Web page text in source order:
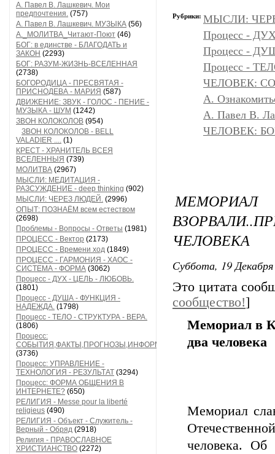
А. Павел В. Лашкевич. Мои
предпочтения. (757)
А. Павел В. Лашкевич. МУЗЫКА (56)
А._МОЛИТВА_Читают-Поют (46)
БОГ: в единстве - БЛАГОДАТЬ и
ЗАКОН (2293)
БОГ: РАЗУМ-ЖИЗНЬ-ВСЕЛЕННАЯ
(2738)
БОГОРОДИЦА - ПРЕСВЯТАЯ -
ПРИСНОДЕВА - МАРИЯ (587)
ДВИЖЕНИЕ: ЗВУК - ГОЛОС - ПЕНИЕ -
МУЗЫКА - ШУМ (1242)
ЗВОН КОЛОКОЛОВ (954)
ЗВОН КОЛОКОЛОВ - BELL
VALADIER .... (1)
КРЕСТ - ХРАНИТЕЛЬ ВСЕЯ
ВСЕЛЕННЫЯ (739)
МОЛИТВА (2967)
МЫСЛИ: МЕДИТАЦИЯ -
РАЗСУЖДЕНИЕ - deep thinking (902)
МЫСЛИ: ЧЕРЕЗ ЛЮДЕЙ. (2996)
ОПЫТ: ПОЗНАЁМ всем естеством
(2698)
Проблемы - Вопросы - Ответы (1981)
ПРОЦЕСС - Вектор (2173)
ПРОЦЕСС - Времени ход (1849)
ПРОЦЕСС - ГАРМОНИЯ - ХАОС -
СИСТЕМА - ФОРМА (3062)
Процесс - ДУХ - ЦЕЛЬ - ЛЮБОВЬ.
(1801)
Процесс - ДУША - ФУНКЦИЯ -
НАДЕЖДА. (1798)
Процесс - ТЕЛО - СТРУКТУРА - ВЕРА.
(1806)
Процесс:
СОБЫТИЯ,ФАКТЫ,ПРОГНОЗЫ,ИНФОРМАЦИЯ
(3736)
Процесс: УПРАВЛЕНИЕ -
ТЕХНОЛОГИЯ - РЕЗУЛЬТАТ (3294)
Процесс: ФОРМА ОБЩЕНИЯ В
ИНТЕРНЕТЕ? (650)
РЕЛИГИЯ - Messe pour la liberté
religieus (490)
РЕЛИГИЯ - Объект - Служитель -
Верный - Обряд (2918)
Религия - ПРАВОСЛАВНОЕ
ХРИСТИАНСТВО (2272)
Рубрики: МЫСЛИ:
Процесс -
Процесс -
Процесс -
ЧЕЛОВЕК:
А.
А. Павел В.
ЧЕЛОВЕК:
ЧЕЛОВЕКА
Суббота, 19
Это цитата
сообщество!]
Мемориал в
два человека
Мемориал
человека.